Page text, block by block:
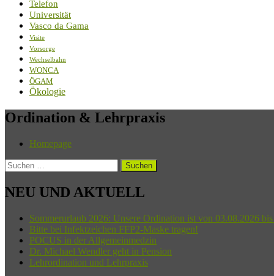
Telefon
Universität
Vasco da Gama
Visite
Vorsorge
Wechselbahn
WONCA
ÖGAM
Ökologie
Ordination & Lehrpraxis
Homepage
Suchen
nach:
NEU UND AKTUELL
Sommerurlaub 2026: Unsere Ordination ist von 03.08.2026
Bitte bei Infektzeichen FFP2-Maske tragen!
POCUS in der Allgemeinmedzin
Dr. Michael Wendler geht in Pension
Lehrordination und Lehrpraxis